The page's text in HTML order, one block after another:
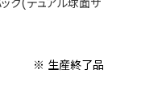
ク(デュアル球面サ
※ 生産終了品